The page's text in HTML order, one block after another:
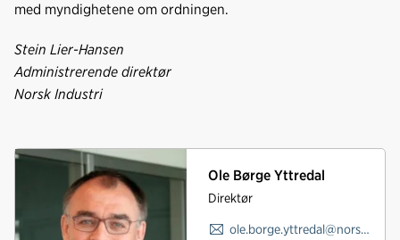
med myndighetene om ordningen.
Stein Lier-Hansen
Administrerende direktør
Norsk Industri
Ole Børge Yttredal
Direktør
ole.borge.yttredal@norskindustri.no